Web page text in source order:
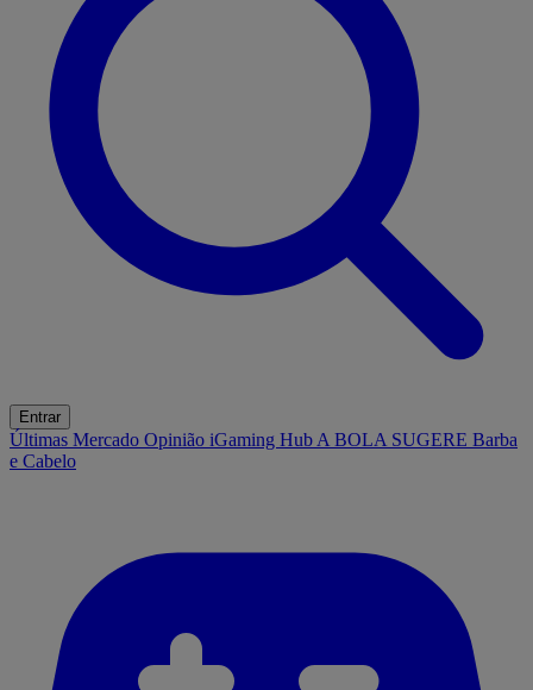
Entrar
Últimas Mercado Opinião iGaming Hub A BOLA SUGERE Barba
e Cabelo